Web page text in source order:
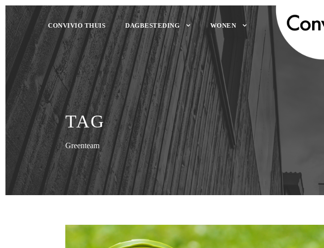
CONVIVIO THUIS DAGBESTEDING WONEN
TAG
Greenteam